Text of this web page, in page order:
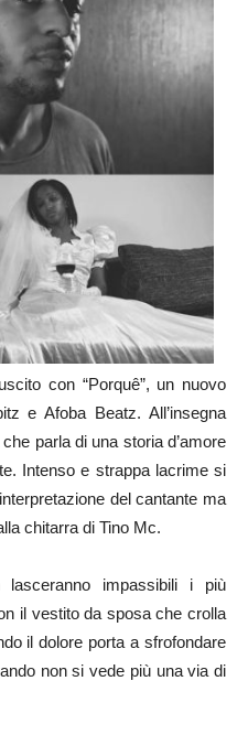
con “Porquê”, un nuovo
e Afoba Beatz. All’insegna
parla di una storia d’amore
Intenso e strappa lacrime si
del cantante ma
chitarra di Tino Mc.
lasceranno impassibili i più
il vestito da sposa che crolla
il dolore porta a sfrofondare
non si vede più una via di